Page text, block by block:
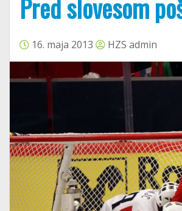
Pred slovesom
16. maja 2013 HZS admin